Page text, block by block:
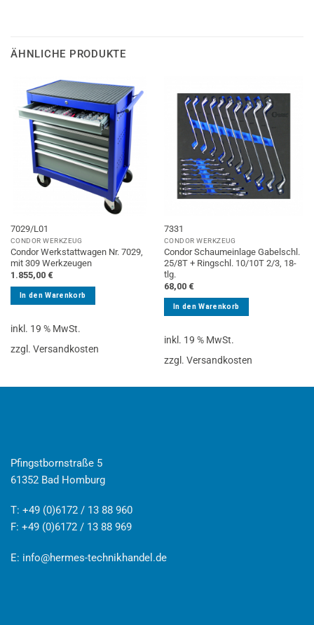
ÄHNLICHE PRODUKTE
7029/L01
CONDOR WERKZEUG
Condor Werkstattwagen Nr. 7029,
mit 309 Werkzeugen
1.855,00 €
In den Warenkorb
inkl. 19 % MwSt.
zzgl. Versandkosten
7331
CONDOR WERKZEUG
Condor Schaumeinlage Gabelschl.
25/8T + Ringschl. 10/10T 2/3, 18-
tlg.
68,00 €
In den Warenkorb
inkl. 19 % MwSt.
zzgl. Versandkosten
Pfingstbornstraße 5
61352 Bad Homburg
T: +49 (0)6172 / 13 88 960
F: +49 (0)6172 / 13 88 969
E: info@hermes-technikhandel.de